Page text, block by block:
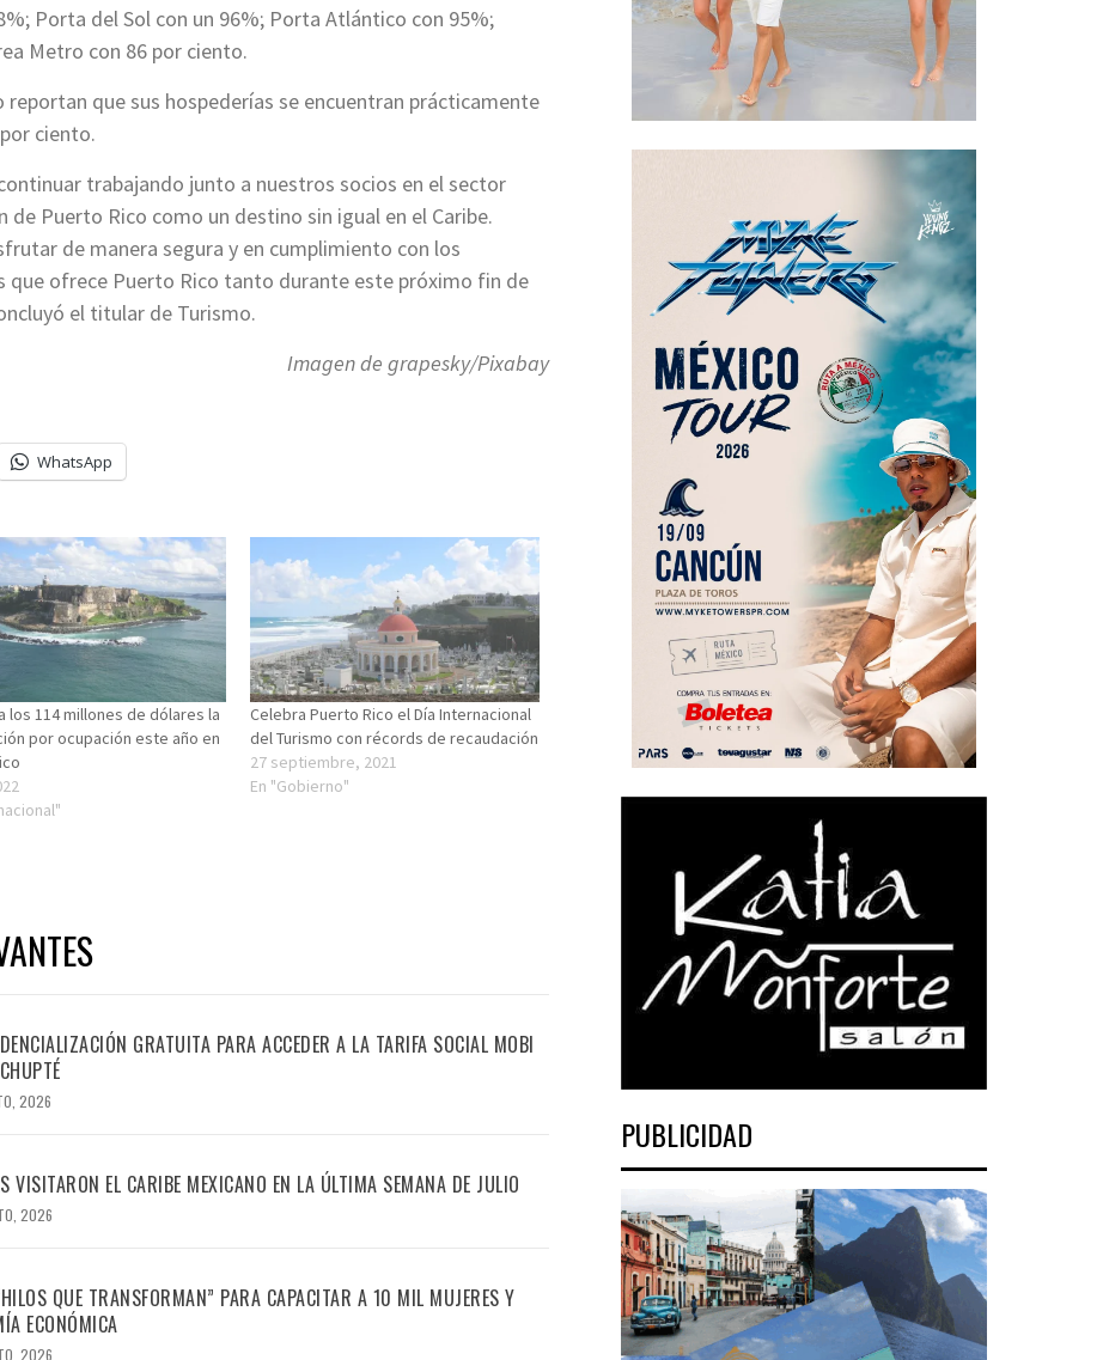
Porta del Sol con un 96%; Porta Atlántico con 95%;
Metro con 86 por ciento.
que sus hospederías se encuentran prácticamente
ciento.
trabajando junto a nuestros socios en el sector
Puerto Rico como un destino sin igual en el Caribe.
de manera segura y en cumplimiento con los
que ofrece Puerto Rico tanto durante este próximo fin de
el titular de Turismo.
Imagen de grapesky/Pixabay
WhatsApp
los 114 millones de dólares la
por ocupación este año en
Celebra Puerto Rico el Día Internacional
del Turismo con récords de recaudación
27 septiembre, 2021
En "Gobierno"
GRATUITA PARA ACCEDER A LA TARIFA SOCIAL MOBI
2026
EL CARIBE MEXICANO EN LA ÚLTIMA SEMANA DE JULIO
2026
QUE TRANSFORMAN” PARA CAPACITAR A 10 MIL MUJERES Y
ECONÓMICA
2026
PUBLICIDAD